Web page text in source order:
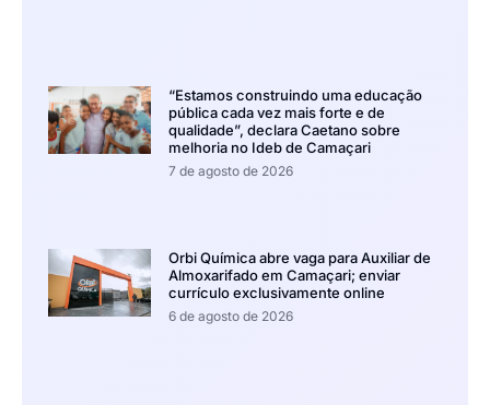
“Estamos construindo uma educação
pública cada vez mais forte e de
qualidade”, declara Caetano sobre
melhoria no Ideb de Camaçari
7 de agosto de 2026
Orbi Química abre vaga para Auxiliar de
Almoxarifado em Camaçari; enviar
currículo exclusivamente online
6 de agosto de 2026